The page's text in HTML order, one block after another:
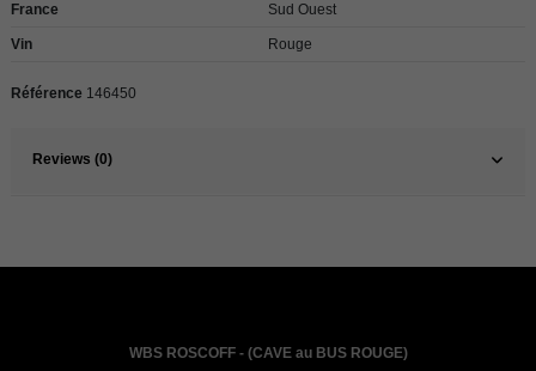
France Sud Ouest
Vin Rouge
Référence 146450
Reviews (0)
WBS ROSCOFF - (CAVE au BUS ROUGE)